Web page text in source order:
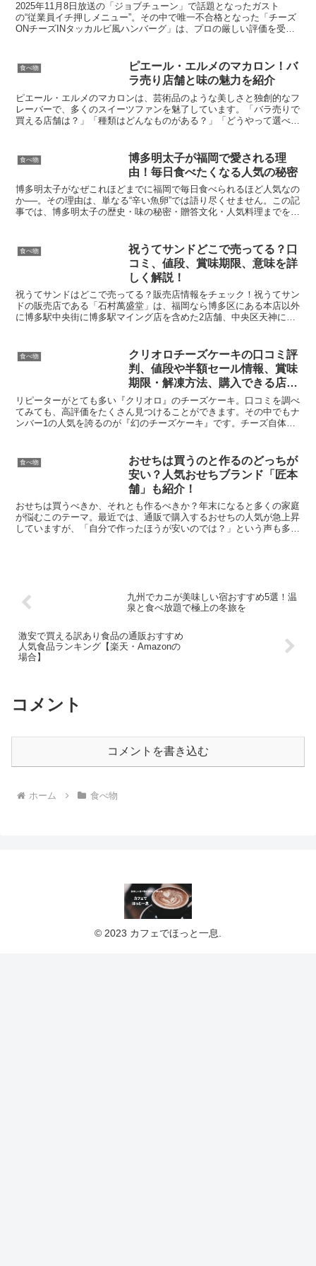
2025年11月8日放送の「ジョブチューン」で話題となったガスト
の“従業員イチ押しメニュー”。その中で唯一不合格となった「チーズ
ONチーズINタッカルビ風ハンバーグ」は、プロの厳しい評価を受け
食べ物
ピエール・エルメのマカロン！バ
ラ売り店舗と味の魅力を紹介
ピエール・エルメのマカロンは、芸術品のような美しさと独創的なフ
レーバーで、多くのスイーツファンを魅了しています。「バラ売りで
買える店舗は？」「種類はどんなものがある？」「どうやって選べば
食べ物
博多明太子が福岡で愛される理
由！毎日食べたくなる人気の秘密
博多明太子がなぜこれほどまでに福岡で毎日食べられるほど人気なの
か──。その理由は、単なる“辛い魚卵”では語り尽くせません。この記
事では、博多明太子の歴史・味の秘密・贈答文化・人気料理までを徹
食べ物
祝うてサンドどこで売ってる？口
コミ、値段、賞味期限、意味を詳
しく解説！
祝うてサンドはどこで売ってる？販売店情報をチェック！祝うてサン
ドの販売店である「石村萬盛堂」は、福岡なら博多区にある本店以外
に博多駅中央街に博多駅マイング店を含めた2店舗、中央区天神に三
食べ物
クリオロチーズケーキの口コミ評
判、値段や半額セール情報、賞味
期限・解凍方法、購入できる店舗
や通販、天空のチーズケーキとの
違いを徹底解説！
リピーターがとても多い『クリオロ』のチーズケーキ。口コミを調べ
てみても、高評価をたくさん見つけることができます。その中でもナ
ンバー1の人気を誇るのが『幻のチーズケーキ』です。チーズ自体が
食べ物
おせちは買うのと作るのどっちが
安い？人気おせちブランド「匠本
舗」も紹介！
おせちは買うべきか、それとも作るべきか？年末になると多くの家庭
が悩むこのテーマ。最近では、通販で購入するおせちの人気が急上昇
していますが、「自分で作ったほうが安いのでは？」という声も多く
九州でカニが美味しい宿おすすめ5選！温
泉と食べ放題で極上の冬旅を
激安で買える訳あり食品の通販おすすめ
人気食品ランキング【楽天・Amazonの
場合】
コメント
コメントを書き込む
ホーム 食べ物
© 2023 カフェでほっと一息.